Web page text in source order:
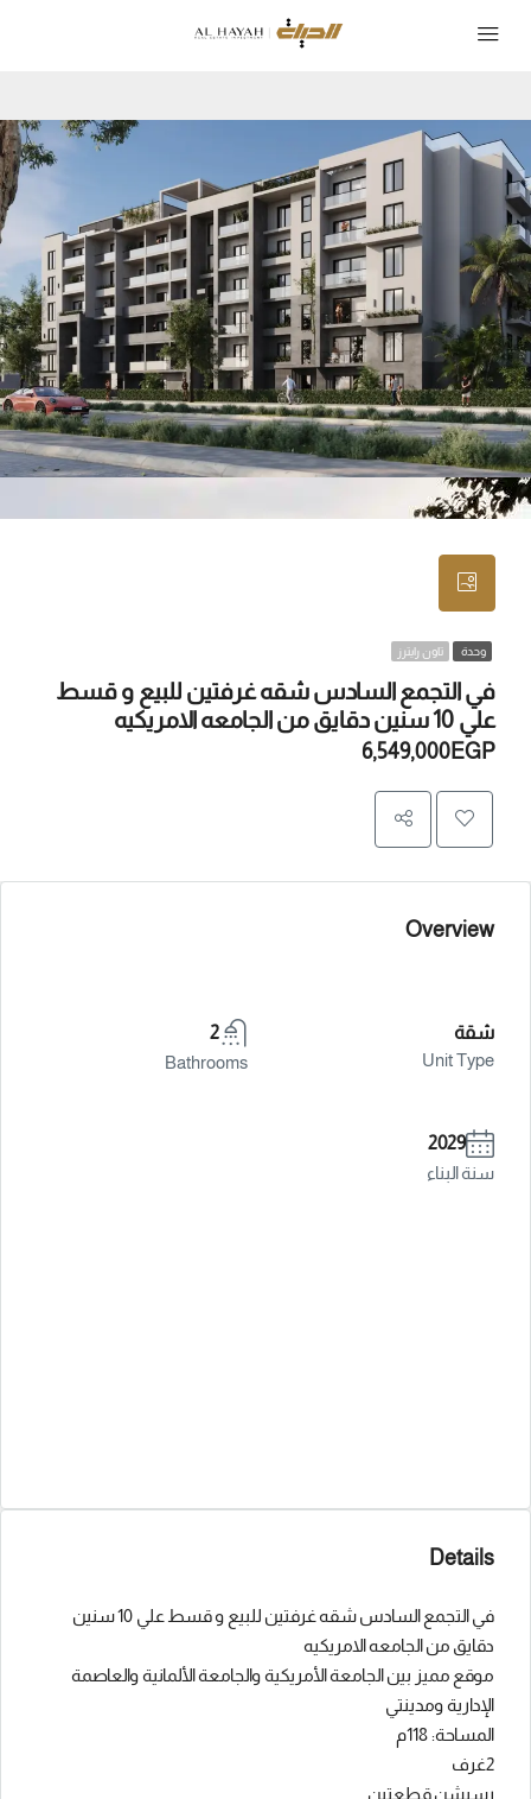
وحدة تاون رايترز
في التجمع السادس شقه غرفتين للبيع و قسط
علي 10 سنين دقايق من الجامعه الامريكيه
6,549,000EGP
Overview
شقة
Unit Type
2
Bathrooms
2029
سنة البناء
Details
في التجمع السادس شقه غرفتين للبيع و قسط علي 10 سنين
دقايق من الجامعه الامريكيه
موقع مميز بين الجامعة الأمريكية والجامعة الألمانية والعاصمة
الإدارية ومدينتي
المساحة: 118م
2غرف
رسبشن قطعتين